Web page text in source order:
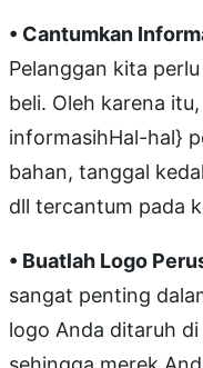
• Cantumkan
Pelanggan kita
beli. Oleh karena
informasihHal-hal}
bahan, tanggal
dll tercantum pada
• Buatlah Logo
sangat penting
logo Anda ditaruh